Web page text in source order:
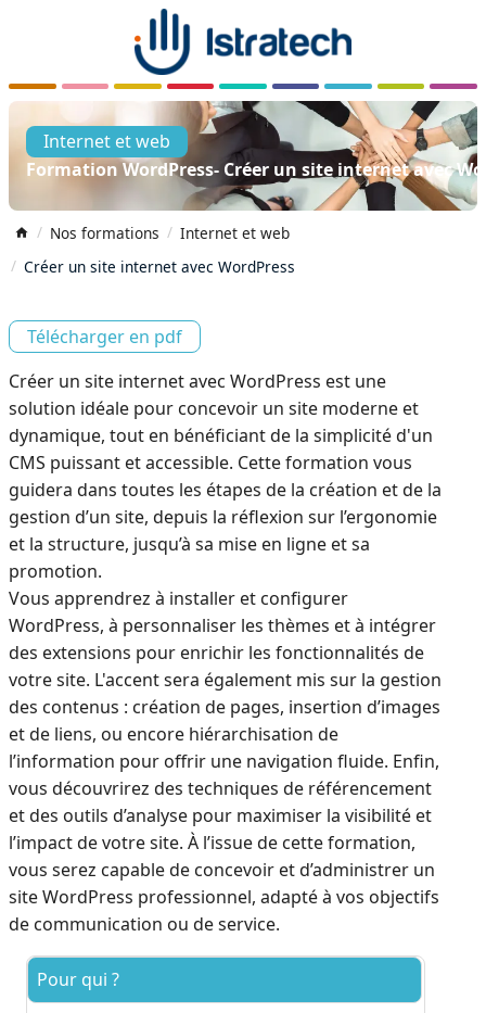
Internet et web
Formation WordPress- Créer un site internet avec
Nos formations
Internet et web
Créer un site internet avec WordPress
Télécharger en pdf
Créer un site internet avec WordPress est une
solution idéale pour concevoir un site moderne et
dynamique, tout en bénéficiant de la simplicité d'un
CMS puissant et accessible. Cette formation vous
guidera dans toutes les étapes de la création et de la
gestion d’un site, depuis la réflexion sur l’ergonomie
et la structure, jusqu’à sa mise en ligne et sa
promotion.
Vous apprendrez à installer et configurer
WordPress, à personnaliser les thèmes et à intégrer
des extensions pour enrichir les fonctionnalités de
votre site. L'accent sera également mis sur la gestion
des contenus : création de pages, insertion d’images
et de liens, ou encore hiérarchisation de
l’information pour offrir une navigation fluide. Enfin,
vous découvrirez des techniques de référencement
et des outils d’analyse pour maximiser la visibilité et
l’impact de votre site. À l’issue de cette formation,
vous serez capable de concevoir et d’administrer un
site WordPress professionnel, adapté à vos objectifs
de communication ou de service.
Pour qui ?